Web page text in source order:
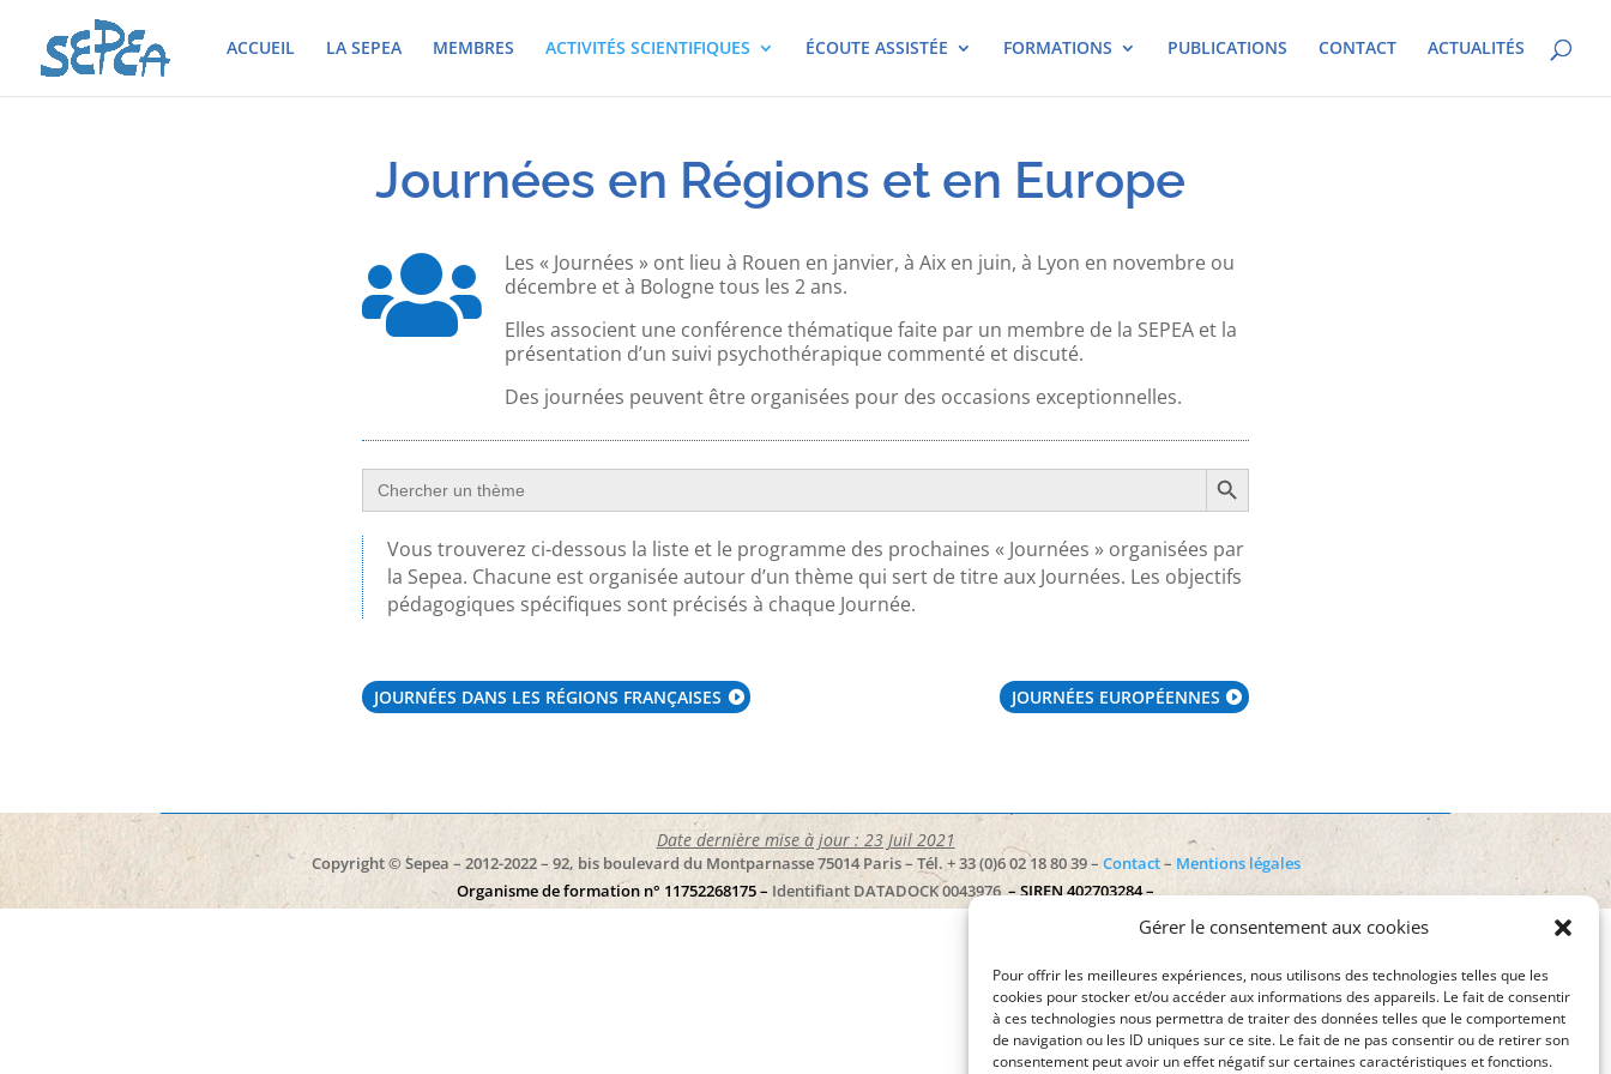
Gérer le consentement aux cookies
Pour offrir les meilleures expériences, nous utilisons des technologies telles que les
cookies pour stocker et/ou accéder aux informations des appareils. Le fait de consentir
à ces technologies nous permettra de traiter des données telles que le comportement
de navigation ou les ID uniques sur ce site. Le fait de ne pas consentir ou de retirer son
consentement peut avoir un effet négatif sur certaines caractéristiques et fonctions.
ACCUEIL LA SEPEA MEMBRES ACTIVITÉS SCIENTIFIQUES ÉCOUTE ASSISTÉE FORMATIONS PUBLICATIONS CONTACT ACTUALITÉS
Journées en Régions et en Europe
Les « Journées » ont lieu à Rouen en janvier, à Aix en juin, à Lyon en novembre ou
décembre et à Bologne tous les 2 ans.
Elles associent une conférence thématique faite par un membre de la SEPEA et la
présentation d’un suivi psychothérapique commenté et discuté.
Des journées peuvent être organisées pour des occasions exceptionnelles.
Search
for:
Search Button
Vous trouverez ci-dessous la liste et le programme des prochaines « Journées » organisées par
la Sepea. Chacune est organisée autour d’un thème qui sert de titre aux Journées. Les objectifs
pédagogiques spécifiques sont précisés à chaque Journée.
JOURNÉES DANS LES RÉGIONS FRANÇAISES JOURNÉES EUROPÉENNES
Date dernière mise à jour : 23 Juil 2021
Copyright © Sepea – 2012-2022 – 92, bis boulevard du Montparnasse 75014 Paris – Tél. + 33 (0)6 02 18 80 39 – Contact– Mentions légales
Organisme de formation n° 11752268175 – Identifiant DATADOCK 0043976– SIREN 402703284 –